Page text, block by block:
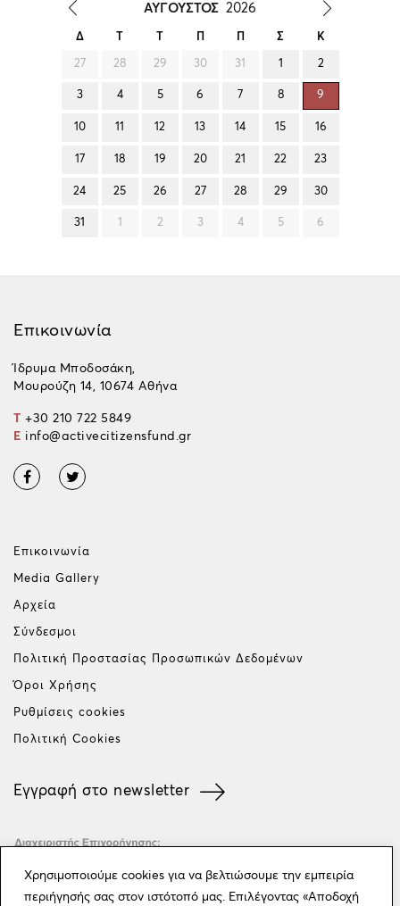
Χρησιμοποιούμε cookies για να βελτιώσουμε την εμπειρία
περιήγησής σας στον ιστότοπό μας. Επιλέγοντας «Αποδοχή
ΑΥΓΟΥΣΤΟΣ 2026
Δ Τ Τ Π Π Σ Κ
27 28 29 30 31 1 2
3 4 5 6 7 8 9
10 11 12 13 14 15 16
17 18 19 20 21 22 23
24 25 26 27 28 29 30
31 1 2 3 4 5 6
Επικοινωνία
Ίδρυμα Μποδοσάκη,
Μουρούζη 14, 10674 Αθήνα
T +30 210 722 5849
E info@activecitizensfund.gr
Επικοινωνία
Media Gallery
Αρχεία
Σύνδεσμοι
Πολιτική Προστασίας Προσωπικών Δεδομένων
Όροι Χρήσης
Ρυθμίσεις cookies
Πολιτική Cookies
Εγγραφή στο newsletter